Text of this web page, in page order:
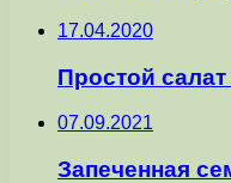
17.04.2020
Простой
07.09.2021
Запеченная